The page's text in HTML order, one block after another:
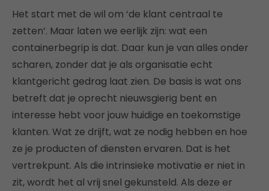
Het start met de wil om ‘de klant centraal te
zetten’. Maar laten we eerlijk zijn: wat een
containerbegrip is dat. Daar kun je van alles onder
scharen, zonder dat je als organisatie echt
klantgericht gedrag laat zien. De basis is wat ons
betreft dat je oprecht nieuwsgierig bent en
interesse hebt voor jouw huidige en toekomstige
klanten. Wat ze drijft, wat ze nodig hebben en hoe
ze je producten of diensten ervaren. Dat is het
vertrekpunt. Als die intrinsieke motivatie er niet in
zit, wordt het al vrij snel gekunsteld. Als deze er